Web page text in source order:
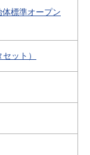
標準オープン
ット）